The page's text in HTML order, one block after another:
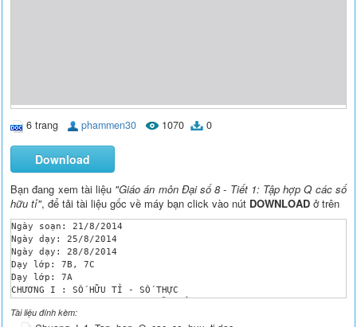
6 trang phammen30 1070 0
Download
Bạn đang xem tài liệu "Giáo án môn Đại số 8 - Tiết 1: Tập hợp Q các số
hữu tỉ", để tải tài liệu gốc về máy bạn click vào nút DOWNLOAD ở trên
Ngày soạn: 21/8/2014
Ngày dạy: 25/8/2014
Ngày dạy: 28/8/2014
Dạy lớp: 7B, 7C
Dạy lớp: 7A
CHƯƠNG I : SỐ HỮU TỈ - SỐ THỰC
TIẾT 1 : TẬP HỢP Q CÁC SỐ HỮU TỈ
1. Mục tiêu:
Tài liệu đính kèm: